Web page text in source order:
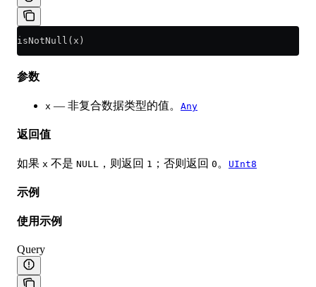
isNotNull(x)
参数
x — 非复合数据类型的值。 Any
返回值
如果 x 不是 NULL ，则返回 1 ；否则返回 0 。 UInt8
示例
使用示例
Query